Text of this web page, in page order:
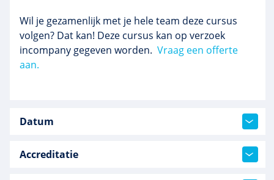
Wil je gezamenlijk met je hele team deze cursus
volgen? Dat kan! Deze cursus kan op verzoek
incompany gegeven worden. Vraag een offerte
aan.
Datum
Accreditatie